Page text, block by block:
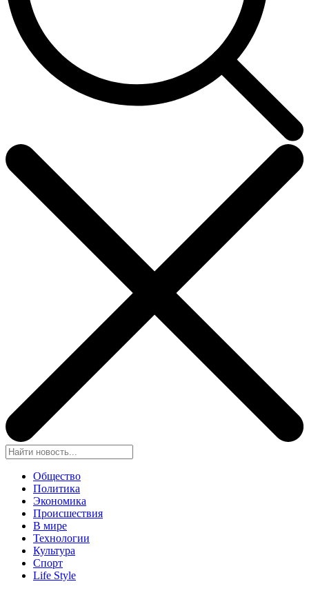
Общество
Политика
Экономика
Происшествия
В мире
Технологии
Культура
Спорт
Life Style